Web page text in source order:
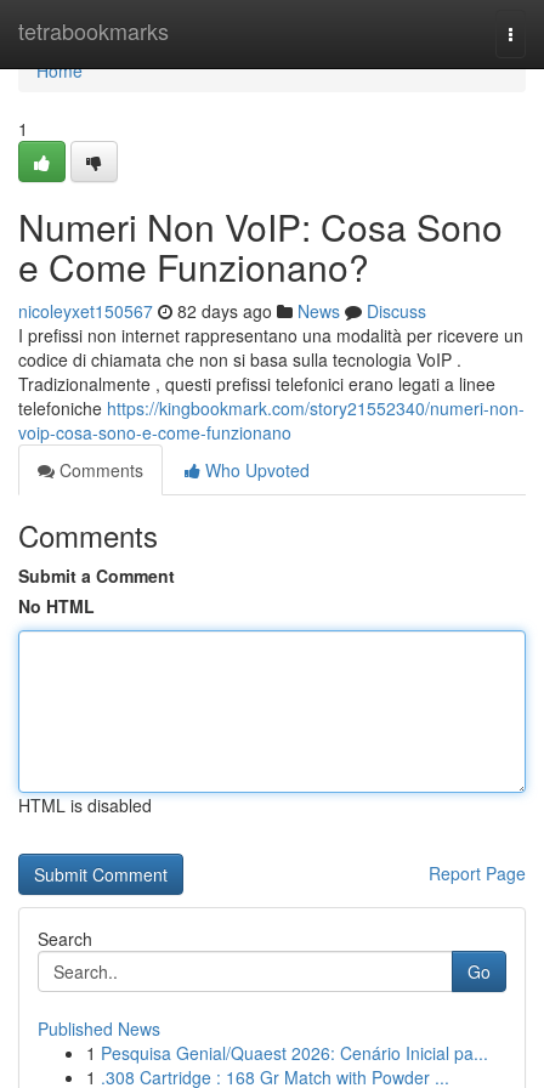
tetrabookmarks
Home
Home
1
Numeri Non VoIP: Cosa Sono
e Come Funzionano?
nicoleyxet150567 82 days ago News
Discuss
I prefissi non internet rappresentano una modalità per ricevere un
codice di chiamata che non si basa sulla tecnologia VoIP .
Tradizionalmente , questi prefissi telefonici erano legati a linee
telefoniche https://kingbookmark.com/story21552340/numeri-non-
voip-cosa-sono-e-come-funzionano
Comments
Who Upvoted
Comments
Submit a Comment
No HTML
HTML is disabled
Report Page
Search
Go
Published News
1 Pesquisa Genial/Quaest 2026: Cenário Inicial pa...
1 .308 Cartridge : 168 Gr Match with Powder ...